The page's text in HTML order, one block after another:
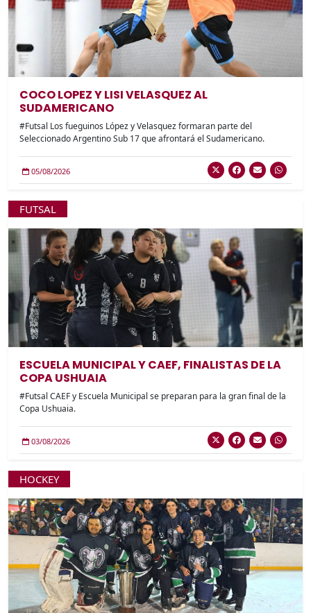
COCO LOPEZ Y LISI VELASQUEZ AL
SUDAMERICANO
#Futsal Los fueguinos López y Velasquez formaran parte del
Seleccionado Argentino Sub 17 que afrontará el Sudamericano.
05/08/2026
FUTSAL
ESCUELA MUNICIPAL Y CAEF, FINALISTAS DE LA
COPA USHUAIA
#Futsal CAEF y Escuela Municipal se preparan para la gran final de la
Copa Ushuaia.
03/08/2026
HOCKEY